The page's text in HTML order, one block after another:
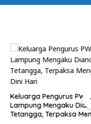
Keluarga Pengurus PWI
Lampung Mengaku Diancam
Tetangga, Terpaksa